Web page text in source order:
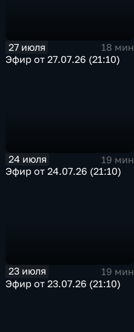
27 июля
18 мин
Эфир от 27.07.26 (21:10)
24 июля
19 мин
Эфир от 24.07.26 (21:10)
23 июля
19 мин
Эфир от 23.07.26 (21:10)